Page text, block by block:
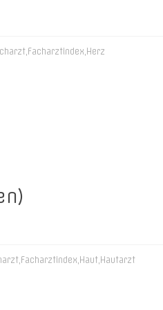
,Facharztindex, Herz
,Facharztindex, Haut, Hautarzt